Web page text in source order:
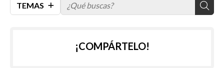
TEMAS
¡COMPÁRTELO!